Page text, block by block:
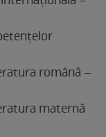
română –
maternă